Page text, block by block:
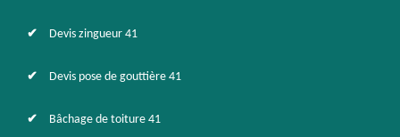
Devis zingueur 41
Devis pose de gouttière 41
Bâchage de toiture 41